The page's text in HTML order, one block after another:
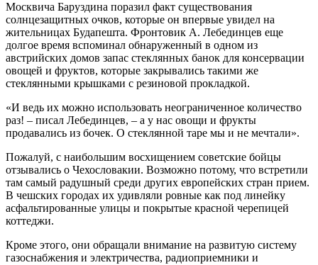
Москвича Баруздина поразил факт существования
солнцезащитных очков, которые он впервые увидел на
жительницах Будапешта. Фронтовик А. Лебединцев еще
долгое время вспоминал обнаруженный в одном из
австрийских домов запас стеклянных банок для консервации
овощей и фруктов, которые закрывались такими же
стеклянными крышками с резиновой прокладкой.
«И ведь их можно использовать неограниченное количество
раз! – писал Лебединцев, – а у нас овощи и фрукты
продавались из бочек. О стеклянной таре мы и не мечтали».
Пожалуй, с наибольшим восхищением советские бойцы
отзывались о Чехословакии. Возможно потому, что встретили
там самый радушный среди других европейских стран прием.
В чешских городах их удивляли ровные как под линейку
асфальтированные улицы и покрытые красной черепицей
коттеджи.
Кроме этого, они обращали внимание на развитую систему
газоснабжения и электричества, радиоприемники и